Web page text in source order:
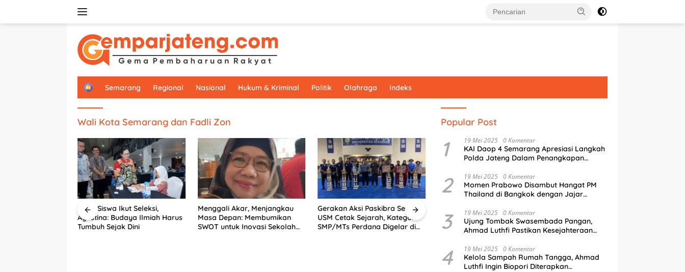
H
Semarang Regional Nasional Hukum & Kriminal Politik Olahraga Indeks
Wali Kota Semarang dan Fadli Zon
6.292 Siswa Ikut Seleksi,
Agustina: Budaya Ilmiah Harus
Tumbuh Sejak Dini
Menggali Akar, Menjangkau
Masa Depan: Membumikan
SWOT untuk Inovasi Sekolah
Gerakan Aksi Paskibra Series X
USM Cetak Sejarah, Kategori
SMP/MTs Perdana Digelar di
Dorong Literasi Digital, Tim
PkM USM Latih Siswa SMAN 4
Semarang Pemrograman IoT
Guyub Pemkot, Wartawan, dan
BUMD Sambut HUT ke-81 RI
Popular Post
1 19 Mei 2025 0 Komentar
KAI Daop 4 Semarang Apresiasi Langkah
Polda Jateng Dalam Penangkapan
Perusahaan
2 19 Mei 2025 0 Komentar
Momen Prabowo Disambut Hangat PM
Thailand di Bangkok dengan Jajar
3 19 Mei 2025 0 Komentar
Ujung Tombak Swasembada Pangan,
Ahmad Luthfi Pastikan Kesejahteraan
4 19 Mei 2025 0 Komentar
Kelola Sampah Rumah Tangga, Ahmad
Luthfi Ingin Biopori Diterapkan